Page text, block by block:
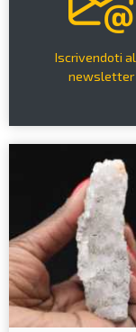
Iscrivendoti
newsletter